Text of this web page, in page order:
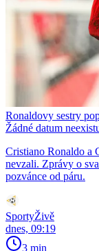
Ronaldovy sestry
Žádné datum
Cristiano Ronaldo a
nevzali. Zprávy o
pozvánce od páru.
SportyŽivě
dnes, 09:19
3 min